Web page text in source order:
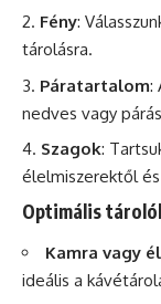
Fény:
tárolásra.
Páratartalom:
nedves vagy
Szagok:
élelmiszerektől
Optimális
Kamra vagy
ideális a